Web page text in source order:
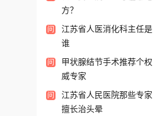
方？
问
江苏省人医消化科主任是
谁
问
甲状腺结节手术推荐个权
威专家
问
江苏省人民医院那些专家
擅长治头晕